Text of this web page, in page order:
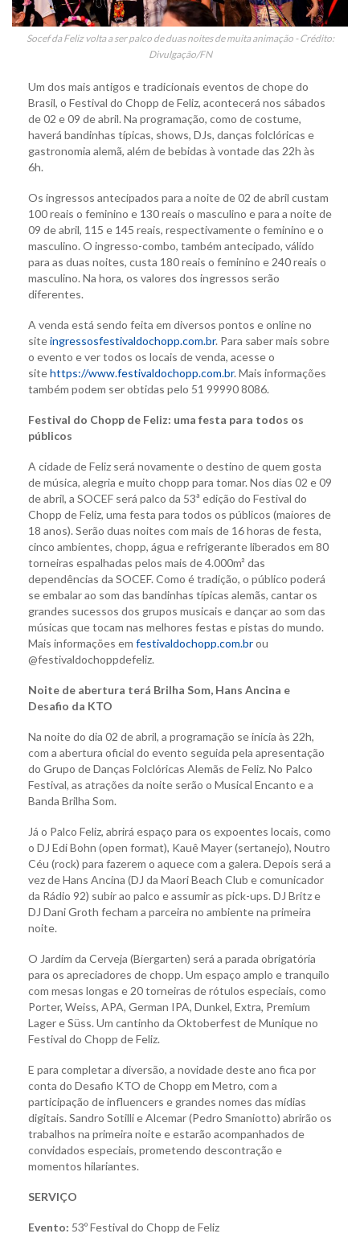
Socef da Feliz volta a ser palco de duas noites de muita animação - Crédito:
Divulgação/FN
Um dos mais antigos e tradicionais eventos de chope do
Brasil, o Festival do Chopp de Feliz, acontecerá nos sábados
de 02 e 09 de abril. Na programação, como de costume,
haverá bandinhas típicas, shows, DJs, danças folclóricas e
gastronomia alemã, além de bebidas à vontade das 22h às
6h.
Os ingressos antecipados para a noite de 02 de abril custam
100 reais o feminino e 130 reais o masculino e para a noite de
09 de abril, 115 e 145 reais, respectivamente o feminino e o
masculino. O ingresso-combo, também antecipado, válido
para as duas noites, custa 180 reais o feminino e 240 reais o
masculino. Na hora, os valores dos ingressos serão
diferentes.
A venda está sendo feita em diversos pontos e online no
siteingressosfestivaldochopp.com.br. Para saber mais sobre
o evento e ver todos os locais de venda, acesse o
sitehttps://www.festivaldochopp.com.br. Mais informações
também podem ser obtidas pelo 51 99990 8086.
Festival do Chopp de Feliz: uma festa para todos os
públicos
A cidade de Feliz será novamente o destino de quem gosta
de música, alegria e muito chopp para tomar. Nos dias 02 e 09
de abril, a SOCEF será palco da 53ª edição do Festival do
Chopp de Feliz, uma festa para todos os públicos (maiores de
18 anos). Serão duas noites com mais de 16 horas de festa,
cinco ambientes, chopp, água e refrigerante liberados em 80
torneiras espalhadas pelos mais de 4.000m² das
dependências da SOCEF. Como é tradição, o público poderá
se embalar ao som das bandinhas típicas alemãs, cantar os
grandes sucessos dos grupos musicais e dançar ao som das
músicas que tocam nas melhores festas e pistas do mundo.
Mais informações em festivaldochopp.com.brou
@festivaldochoppdefeliz.
Noite de abertura terá Brilha Som, Hans Ancina e
Desafio da KTO
Na noite do dia 02 de abril, a programação se inicia às 22h,
com a abertura oficial do evento seguida pela apresentação
do Grupo de Danças Folclóricas Alemãs de Feliz. No Palco
Festival, as atrações da noite serão o Musical Encanto e a
Banda Brilha Som.
Já o Palco Feliz, abrirá espaço para os expoentes locais, como
o DJ Edi Bohn (open format), Kauê Mayer (sertanejo), Noutro
Céu (rock) para fazerem o aquece com a galera. Depois será a
vez de Hans Ancina (DJ da Maori Beach Club e comunicador
da Rádio 92) subir ao palco e assumir as pick-ups. DJ Britz e
DJ Dani Groth fecham a parceira no ambiente na primeira
noite.
O Jardim da Cerveja (Biergarten) será a parada obrigatória
para os apreciadores de chopp. Um espaço amplo e tranquilo
com mesas longas e 20 torneiras de rótulos especiais, como
Porter, Weiss, APA, German IPA, Dunkel, Extra, Premium
Lager e Süss. Um cantinho da Oktoberfest de Munique no
Festival do Chopp de Feliz.
E para completar a diversão, a novidade deste ano fica por
conta do Desafio KTO de Chopp em Metro, com a
participação de influencers e grandes nomes das mídias
digitais. Sandro Sotilli e Alcemar (Pedro Smaniotto) abrirão os
trabalhos na primeira noite e estarão acompanhados de
convidados especiais, prometendo descontração e
momentos hilariantes.
SERVIÇO
Evento: 53º Festival do Chopp de Feliz